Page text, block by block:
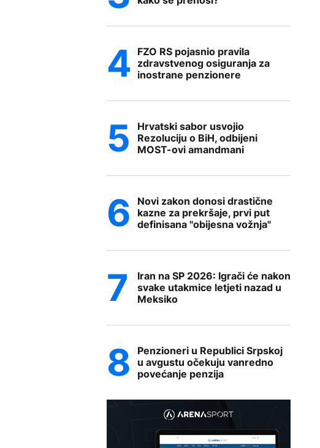
FZO RS pojasnio pravila
zdravstvenog osiguranja za
inostrane penzionere
Hrvatski sabor usvojio
Rezoluciju o BiH, odbijeni
MOST-ovi amandmani
Novi zakon donosi drastične
kazne za prekršaje, prvi put
definisana "obijesna vožnja"
Iran na SP 2026: Igrači će nakon
svake utakmice letjeti nazad u
Meksiko
Penzioneri u Republici Srpskoj
u avgustu očekuju vanredno
povećanje penzija